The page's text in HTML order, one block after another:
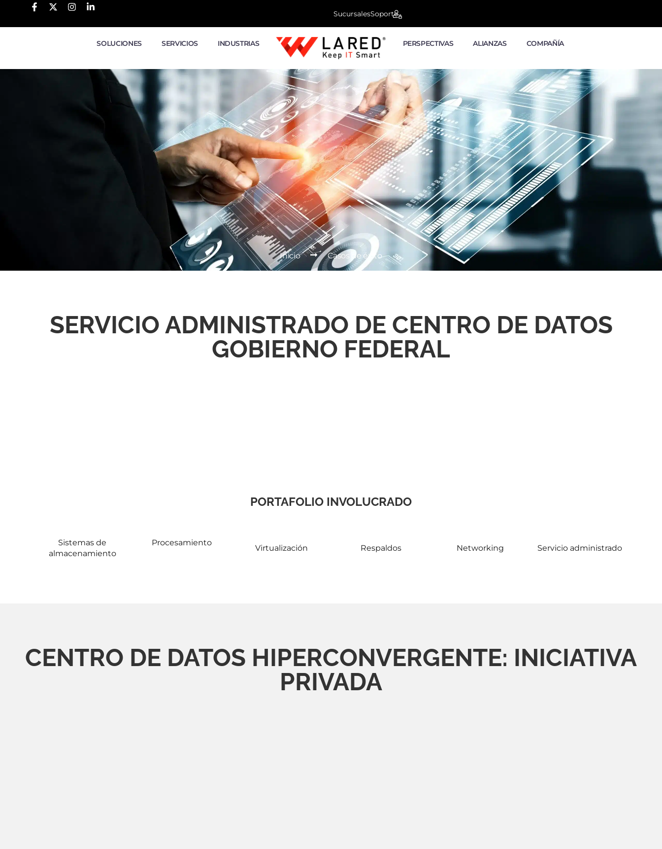
SucursalesSoporte
SOLUCIONES SERVICIOS INDUSTRIAS PERSPECTIVAS ALIANZAS COMPAÑÍA
Inicio Casos de éxito
SERVICIO ADMINISTRADO DE CENTRO DE DATOS
GOBIERNO FEDERAL
PORTAFOLIO INVOLUCRADO
Sistemas de
almacenamiento
Procesamiento
Virtualización Respaldos Networking Servicio administrado
CENTRO DE DATOS HIPERCONVERGENTE: INICIATIVA
PRIVADA